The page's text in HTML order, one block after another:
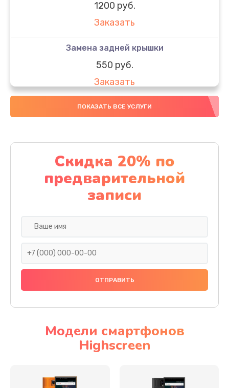
1200 руб.
Заказать
Замена задней крышки
550 руб.
Заказать
Замена аккумулятора
Заказать
Ремонт сим лотка
600 руб.
Заказать
Замена материнской платы
Ремонт мультиконтроллера
ПОКАЗАТЬ ВСЕ УСЛУГИ
Скидка 20% по
предварительной
записи
Модели смартфонов
Highscreen